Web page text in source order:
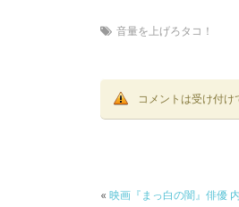
音量を上げろタコ！
コメントは受け付け
« 映画『まっ白の闇』俳優